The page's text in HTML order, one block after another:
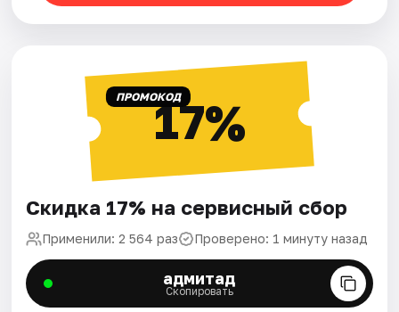
ПРОМОКОД17%
Скидка 17% на сервисный сбор
Применили: 2 564 раз Проверено: 1 минуту назад
адмитад
Скопировать